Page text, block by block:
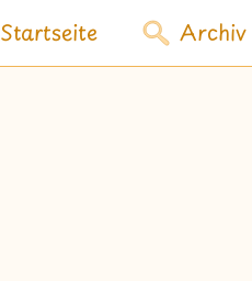
Startseite Archiv